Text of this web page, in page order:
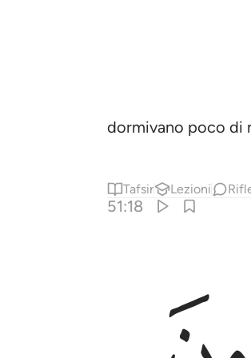
dormivano poco di
Tafsir Lezioni
51:18